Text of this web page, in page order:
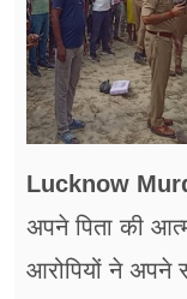
शिक्षा
अन्य खबरें
Lucknow
अपने पिता की
आरोपियों ने अपने